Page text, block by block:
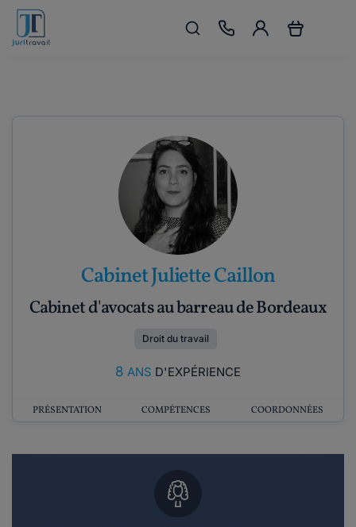
Cabinet Juliette Caillon
Cabinet d'avocats au barreau de Bordeaux
Droit du travail
8 ANS D'EXPÉRIENCE
PRÉSENTATION COMPÉTENCES COORDONNÉES